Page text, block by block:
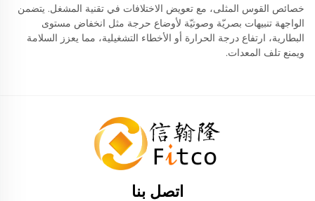
خصائص القوس المثلى، مع تعويض الاختلافات في تقنية المشغل. يتضمن
الواجهة تنبيهات بصريّة وصوتيّة لأوضاع حرجة مثل انخفاض مستوى
البطارية، ارتفاع درجة الحرارة أو الأخطاء التشغيلية، مما يعزز السلامة
ويمنع تلف المعدات.
اتصل بنا